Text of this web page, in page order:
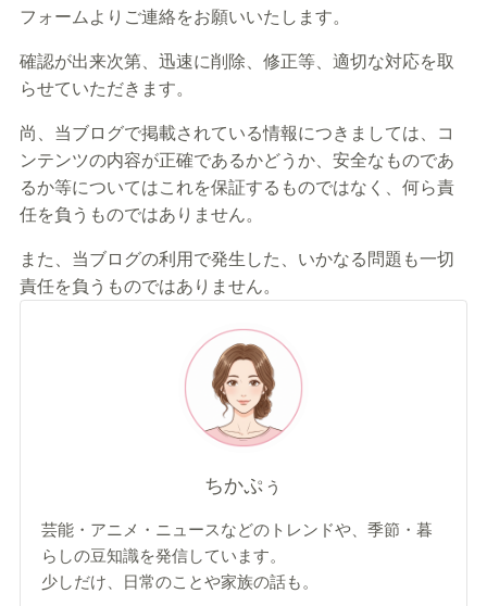
フォームよりご連絡をお願いいたします。
確認が出来次第、迅速に削除、修正等、適切な対応を取
らせていただきます。
尚、当ブログで掲載されている情報につきましては、コ
ンテンツの内容が正確であるかどうか、安全なものであ
るか等についてはこれを保証するものではなく、何ら責
任を負うものではありません。
また、当ブログの利用で発生した、いかなる問題も一切
責任を負うものではありません。
ちかぷぅ
芸能・アニメ・ニュースなどのトレンドや、季節・暮
らしの豆知識を発信しています。
少しだけ、日常のことや家族の話も。